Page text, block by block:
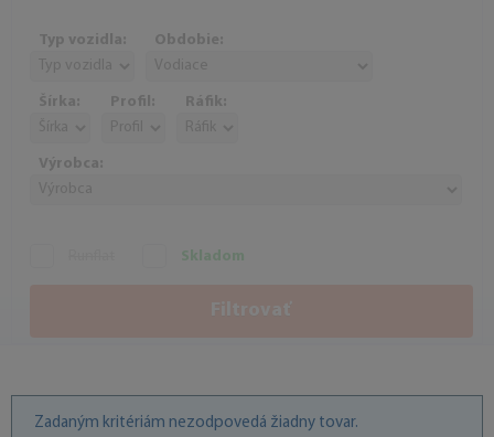
Typ vozidla: Obdobie:
Šírka: Profil: Ráfik:
Výrobca:
Skladom
Zadaným kritériám nezodpovedá žiadny tovar.